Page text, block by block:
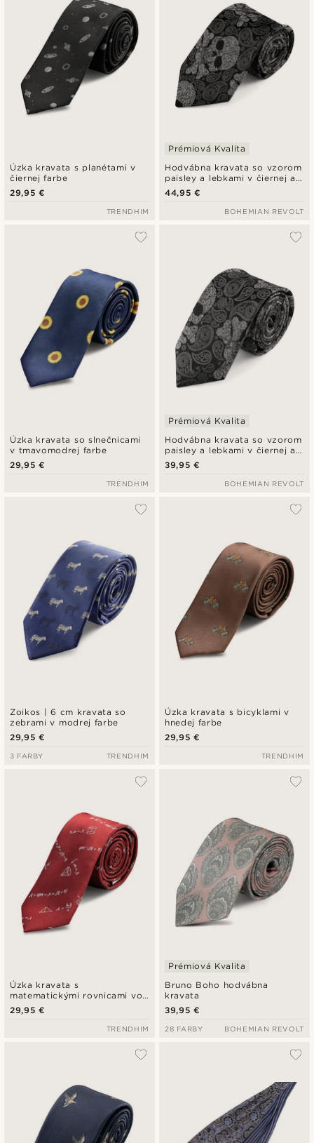
Úzka kravata s planétami v
čiernej farbe
29,95 €
TRENDHIM
Hodvábna kravata so vzorom
paisley a lebkami v čiernej a
sivej farbe | 8 cm
Prémiová Kvalita
44,95 €
BOHEMIAN REVOLT
Úzka kravata so slnečnicami
v tmavomodrej farbe
29,95 €
TRENDHIM
Hodvábna kravata so vzorom
paisley a lebkami v čiernej a
sivej farbe | 6 cm
Prémiová Kvalita
39,95 €
BOHEMIAN REVOLT
Zoikos | 6 cm kravata so
zebrami v modrej farbe
29,95 €
3 FARBY TRENDHIM
Úzka kravata s bicyklami v
hnedej farbe
29,95 €
TRENDHIM
Úzka kravata s
matematickými rovnicami vo
vínovej farbe
29,95 €
TRENDHIM
Bruno Boho hodvábna
kravata
Prémiová Kvalita
39,95 €
28 FARBY BOHEMIAN REVOLT